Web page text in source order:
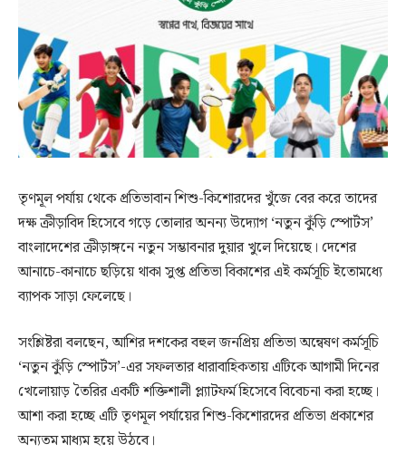
তৃণমূল পর্যায় থেকে প্রতিভাবান শিশু-কিশোরদের খুঁজে বের করে তাদের
দক্ষ ক্রীড়াবিদ হিসেবে গড়ে তোলার অনন্য উদ্যোগ ‘নতুন কুঁড়ি স্পোর্টস’
বাংলাদেশের ক্রীড়াঙ্গনে নতুন সম্ভাবনার দুয়ার খুলে দিয়েছে। দেশের
আনাচে-কানাচে ছড়িয়ে থাকা সুপ্ত প্রতিভা বিকাশের এই কর্মসূচি ইতোমধ্যে
ব্যাপক সাড়া ফেলেছে।
সংশ্লিষ্টরা বলছেন, আশির দশকের বহুল জনপ্রিয় প্রতিভা অন্বেষণ কর্মসূচি
‘নতুন কুঁড়ি স্পোর্টস’-এর সফলতার ধারাবাহিকতায় এটিকে আগামী দিনের
খেলোয়াড় তৈরির একটি শক্তিশালী প্ল্যাটফর্ম হিসেবে বিবেচনা করা হচ্ছে।
আশা করা হচ্ছে এটি তৃণমূল পর্যায়ের শিশু-কিশোরদের প্রতিভা প্রকাশের
অন্যতম মাধ্যম হয়ে উঠবে।